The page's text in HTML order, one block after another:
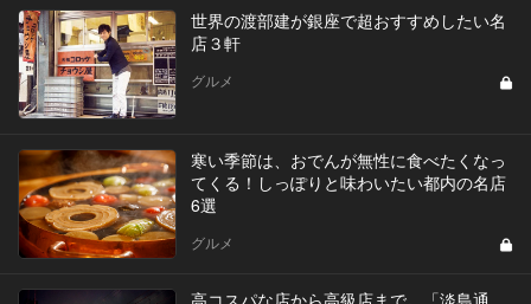
世界の渡部建が銀座で超おすすめしたい名
店３軒
グルメ
寒い季節は、おでんが無性に食べたくなっ
てくる！しっぽりと味わいたい都内の名店
6選
グルメ
高コスパな店から高級店まで。「淡島通